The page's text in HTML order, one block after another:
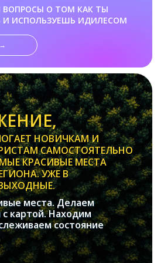
ВОПРОСЫ О ТОМ КАК ТЫ
И ИСПОЛЬЗУЕШЬ ИДИЛЕСОМ
НОВИЧКАМ И
САМОСТОЯТЕЛЬНО
КРАСИВЫЕ МЕСТА
УЖЕ В
места. Делаем
картой. Находим
состояние